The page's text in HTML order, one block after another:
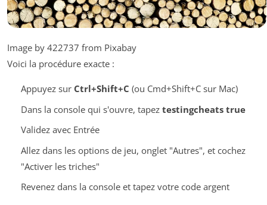
Image by 422737 from Pixabay
Voici la procédure exacte :
Appuyez sur Ctrl+Shift+C (ou Cmd+Shift+C sur Mac)
Dans la console qui s'ouvre, tapez testingcheats true
Validez avec Entrée
Allez dans les options de jeu, onglet "Autres", et cochez
"Activer les triches"
Revenez dans la console et tapez votre code argent